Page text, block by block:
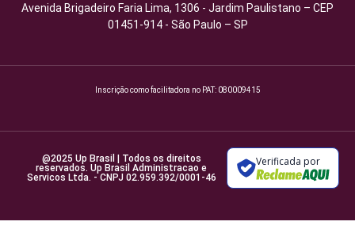
Avenida Brigadeiro Faria Lima, 1306 - Jardim Paulistano – CEP
01451-914 - São Paulo – SP
Inscrição como facilitadora no PAT: 080009415
@2025 Up Brasil | Todos os direitos
reservados. Up Brasil Administracao e
Servicos Ltda. - CNPJ 02.959.392/0001-46
Verificada por